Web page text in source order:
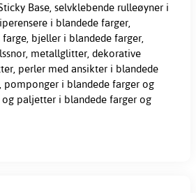
Base, selvklebende rulleøyner i
i blandede farger,
bjeller i blandede farger,
metallglitter, dekorative
perler med ansikter i blandede
pomponger i blandede farger og
og paljetter i blandede farger og